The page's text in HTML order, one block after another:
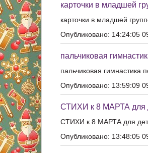
карточки в младшей
карточки в младшей
Опубликовано: 14:24:05
пальчиковая
пальчиковая гимнастика
Опубликовано: 13:59:09
СТИХИ к 8 МАРТА для
СТИХИ к 8 МАРТА для
Опубликовано: 13:48:05